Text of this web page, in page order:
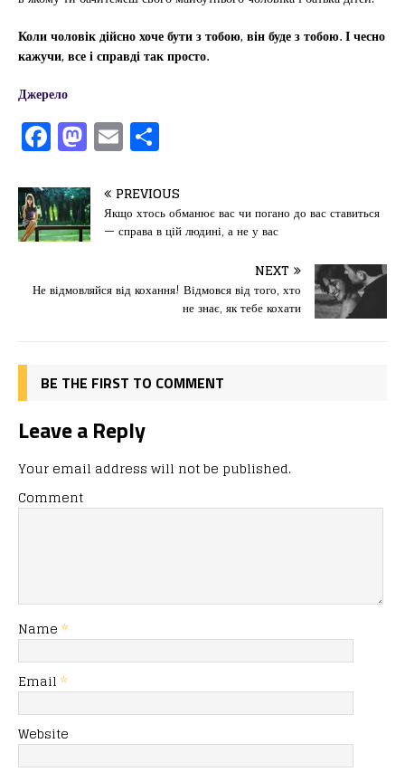
Коли чоловік дійсно хоче бути з тобою, він буде з тобою. І чесно
кажучи, все і справді так просто.
Джерело
F
a
c
e
b
o
o
M
a
st
o
d
o
n
E
m
ai
l
іл
и
т
ис
я
PREVIOUS
Якщо хтось обманює вас чи погано до вас ставиться
— справа в цій людині, а не у вас
NEXT
Не відмовляйся від кохання! Відмовся від того, хто
не знає, як тебе кохати
BE THE FIRST TO COMMENT
Leave a Reply
Your email address will not be published.
Comment
Name *
Email *
Website